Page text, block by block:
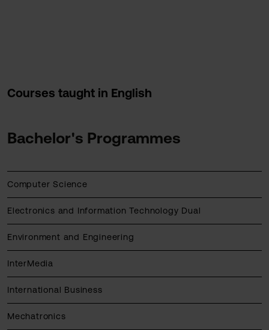
Courses taught in English
Bachelor's Programmes
Computer Science
Electronics and Information Technology Dual
Environment and Engineering
InterMedia
International Business
Mechatronics